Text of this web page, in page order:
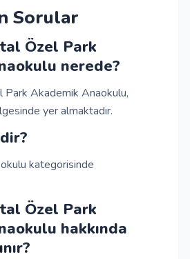
Sorular
Özel Park
nerede?
Park Akademik Anaokulu,
yer almaktadır.
kategorisinde
Özel Park
hakkında